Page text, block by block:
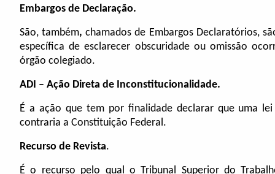
Embargos de Declaração.
São, também, chamados de Embargos Declaratórios,
específica de esclarecer obscuridade ou omissão
órgão colegiado.
ADI – Ação Direta de Inconstitucionalidade.
É a ação que tem por finalidade declarar que uma
contraria a Constituição Federal.
Recurso de Revista.
É o recurso pelo qual o Tribunal Superior do